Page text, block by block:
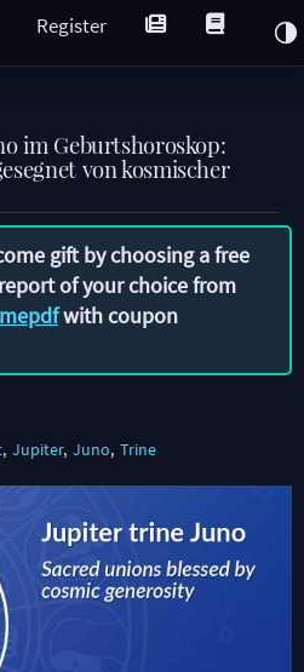
Register
im Geburtshoroskop:
von kosmischer
gift by choosing a free
of your choice from
with coupon
Jupiter Juno Trine